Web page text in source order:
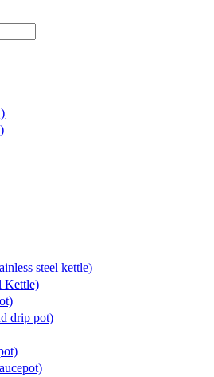
steel kettle)
Kettle)
drip pot)